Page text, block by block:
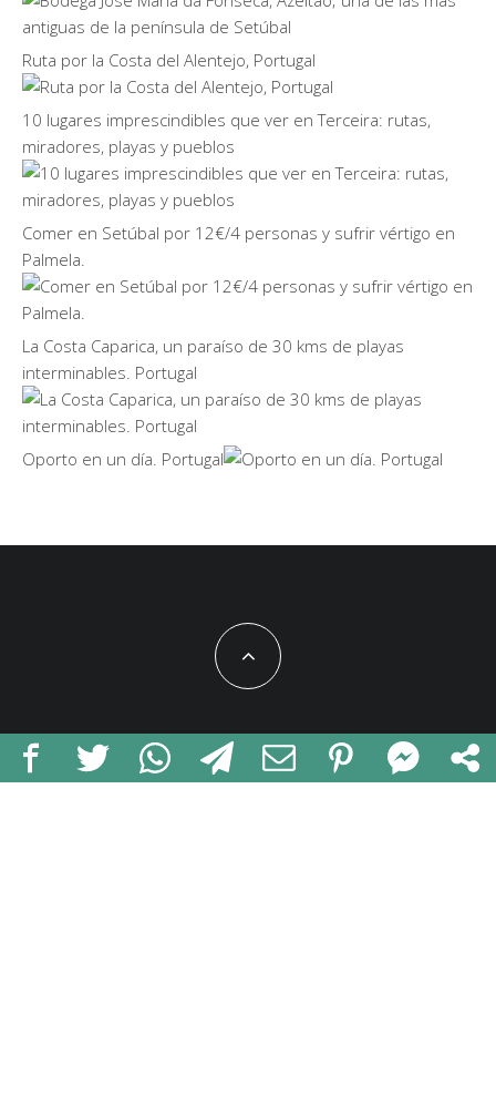
Ruta por la Costa del Alentejo, Portugal
10 lugares imprescindibles que ver en Terceira: rutas,
miradores, playas y pueblos
Comer en Setúbal por 12€/4 personas y sufrir vértigo en
Palmela.
La Costa Caparica, un paraíso de 30 kms de playas
interminables. Portugal
Oporto en un día. Portugal